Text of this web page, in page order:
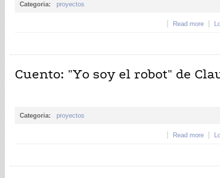
Categoria: proyectos
Read more
Cuento: "Yo soy el robot" de
Categoria: proyectos
Read more